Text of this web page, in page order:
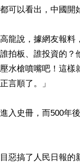
可以看出，中國開
龍說，據網友報
拍板、誰投資的
水槍噴嘴吧！這
言順了。」
入史冊，而500年
惡搞了人民日報